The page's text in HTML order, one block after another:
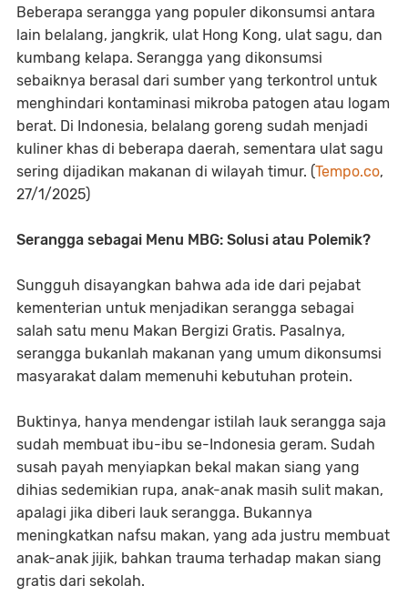
Beberapa serangga yang populer dikonsumsi antara
lain belalang, jangkrik, ulat Hong Kong, ulat sagu, dan
kumbang kelapa. Serangga yang dikonsumsi
sebaiknya berasal dari sumber yang terkontrol untuk
menghindari kontaminasi mikroba patogen atau logam
berat. Di Indonesia, belalang goreng sudah menjadi
kuliner khas di beberapa daerah, sementara ulat sagu
sering dijadikan makanan di wilayah timur. (Tempo.co,
27/1/2025)
Serangga sebagai Menu MBG: Solusi atau Polemik?
Sungguh disayangkan bahwa ada ide dari pejabat
kementerian untuk menjadikan serangga sebagai
salah satu menu Makan Bergizi Gratis. Pasalnya,
serangga bukanlah makanan yang umum dikonsumsi
masyarakat dalam memenuhi kebutuhan protein.
Buktinya, hanya mendengar istilah lauk serangga saja
sudah membuat ibu-ibu se-Indonesia geram. Sudah
susah payah menyiapkan bekal makan siang yang
dihias sedemikian rupa, anak-anak masih sulit makan,
apalagi jika diberi lauk serangga. Bukannya
meningkatkan nafsu makan, yang ada justru membuat
anak-anak jijik, bahkan trauma terhadap makan siang
gratis dari sekolah.